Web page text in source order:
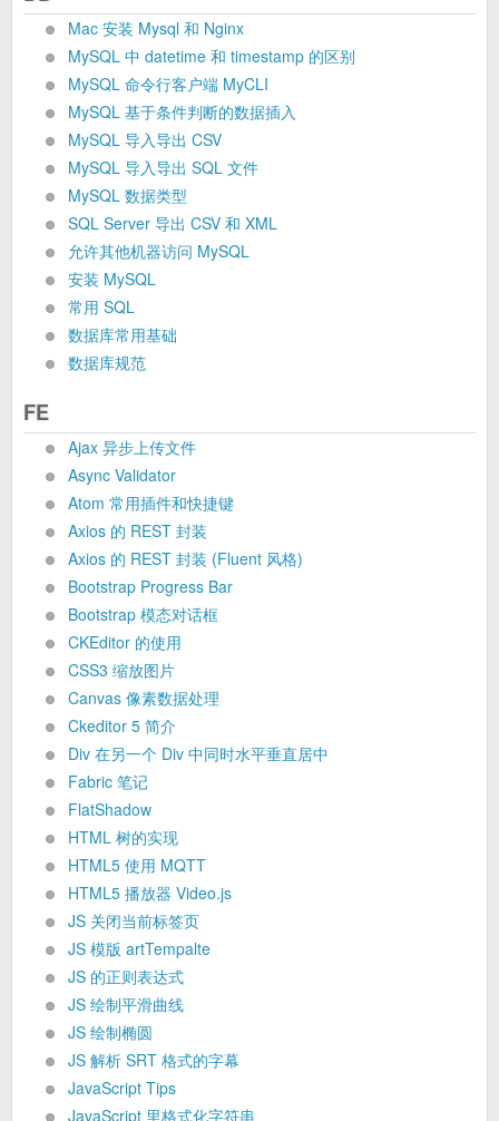
Mac 安装 Mysql 和 Nginx
MySQL 中 datetime 和 timestamp 的区别
MySQL 命令行客户端 MyCLI
MySQL 基于条件判断的数据插入
MySQL 导入导出 CSV
MySQL 导入导出 SQL 文件
MySQL 数据类型
SQL Server 导出 CSV 和 XML
允许其他机器访问 MySQL
安装 MySQL
常用 SQL
数据库常用基础
数据库规范
FE
Ajax 异步上传文件
Async Validator
Atom 常用插件和快捷键
Axios 的 REST 封装
Axios 的 REST 封装 (Fluent 风格)
Bootstrap Progress Bar
Bootstrap 模态对话框
CKEditor 的使用
CSS3 缩放图片
Canvas 像素数据处理
Ckeditor 5 简介
Div 在另一个 Div 中同时水平垂直居中
Fabric 笔记
FlatShadow
HTML 树的实现
HTML5 使用 MQTT
HTML5 播放器 Video.js
JS 关闭当前标签页
JS 模版 artTempalte
JS 的正则表达式
JS 绘制平滑曲线
JS 绘制椭圆
JS 解析 SRT 格式的字幕
JavaScript Tips
JavaScript 里格式化字符串